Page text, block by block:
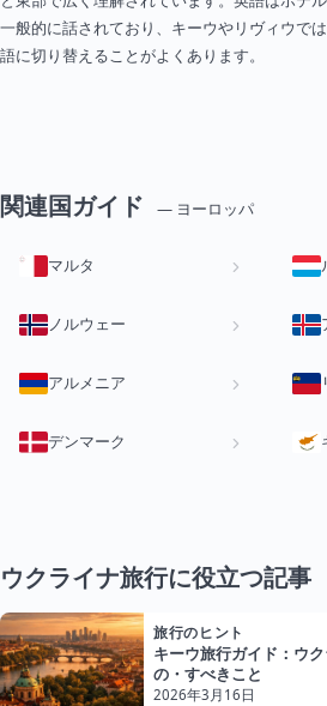
一般的に話されており、キーウやリヴィウで
語に切り替えることがよくあります。
関連国ガイド — ヨーロッパ
マルタ
ノルウェー
アルメニア
デンマーク
ウクライナ旅行に役立つ記事
旅行のヒント
キーウ旅行ガイド：ウ
の・すべきこと
2026年3月16日